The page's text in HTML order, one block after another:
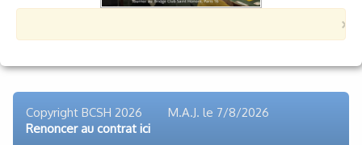
×
Copyright BCSH 2026 M.A.J. le 7/8/2026
Renoncer au contrat ici